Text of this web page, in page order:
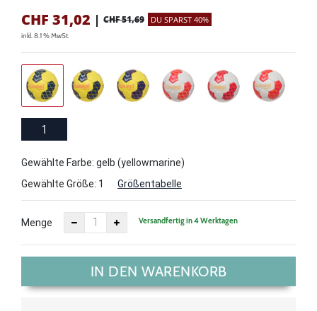
CHF 31,02 | CHF 51,69 DU SPARST 40%
inkl. 8.1 % MwSt.
1
Gewählte Farbe: gelb (yellowmarine)
Gewählte Größe: 1 Größentabelle
Menge Versandfertig in 4 Werktagen
IN DEN WARENKORB